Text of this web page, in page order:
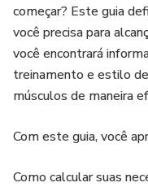
começar? Este guia
você precisa para
você encontrará
treinamento e estilo
músculos de maneira
Com este guia, você
Como calcular suas